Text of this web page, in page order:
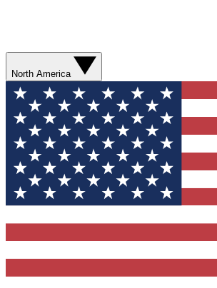
North America